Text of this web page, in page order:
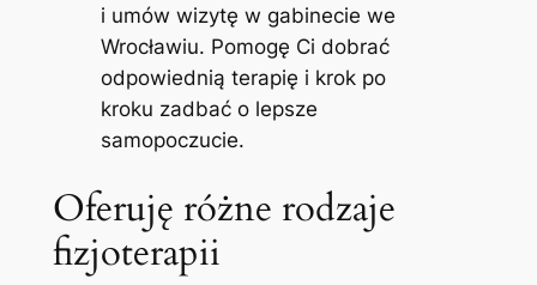
i umów wizytę w gabinecie we
Wrocławiu. Pomogę Ci dobrać
odpowiednią terapię i krok po
kroku zadbać o lepsze
samopoczucie.
Oferuję różne rodzaje
fizjoterapii